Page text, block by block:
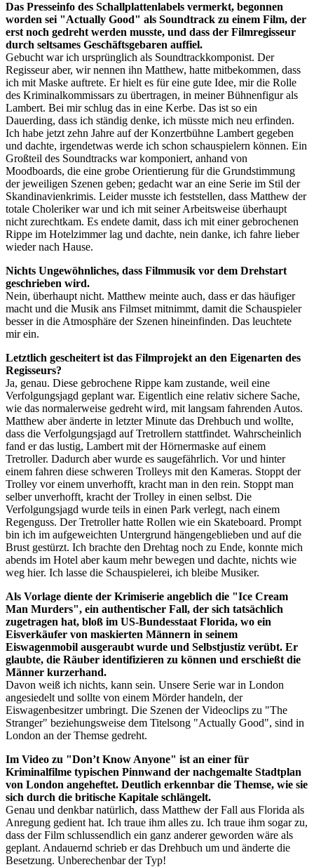
Das Presseinfo des Schallplattenlabels vermerkt, begonnen
worden sei "Actually Good" als Soundtrack zu einem Film, der
erst noch gedreht werden musste, und dass der Filmregisseur
durch seltsames Geschäftsgebaren auffiel.
Gebucht war ich ursprünglich als Soundtrackkomponist. Der
Regisseur aber, wir nennen ihn Matthew, hatte mitbekommen, dass
ich mit Maske auftrete. Er hielt es für eine gute Idee, mir die Rolle
des Kriminalkommissars zu übertragen, in meiner Bühnenfigur als
Lambert. Bei mir schlug das in eine Kerbe. Das ist so ein
Dauerding, dass ich ständig denke, ich müsste mich neu erfinden.
Ich habe jetzt zehn Jahre auf der Konzertbühne Lambert gegeben
und dachte, irgendetwas werde ich schon schauspielern können. Ein
Großteil des Soundtracks war komponiert, anhand von
Moodboards, die eine grobe Orientierung für die Grundstimmung
der jeweiligen Szenen geben; gedacht war an eine Serie im Stil der
Skandinavienkrimis. Leider musste ich feststellen, dass Matthew der
totale Choleriker war und ich mit seiner Arbeitsweise überhaupt
nicht zurechtkam. Es endete damit, dass ich mit einer gebrochenen
Rippe im Hotelzimmer lag und dachte, nein danke, ich fahre lieber
wieder nach Hause.
Nichts Ungewöhnliches, dass Filmmusik vor dem Drehstart
geschrieben wird.
Nein, überhaupt nicht. Matthew meinte auch, dass er das häufiger
macht und die Musik ans Filmset mitnimmt, damit die Schauspieler
besser in die Atmosphäre der Szenen hineinfinden. Das leuchtete
mir ein.
Letztlich gescheitert ist das Filmprojekt an den Eigenarten des
Regisseurs?
Ja, genau. Diese gebrochene Rippe kam zustande, weil eine
Verfolgungsjagd geplant war. Eigentlich eine relativ sichere Sache,
wie das normalerweise gedreht wird, mit langsam fahrenden Autos.
Matthew aber änderte in letzter Minute das Drehbuch und wollte,
dass die Verfolgungsjagd auf Tretrollern stattfindet. Wahrscheinlich
fand er das lustig, Lambert mit der Hörnermaske auf einem
Tretroller. Dadurch aber wurde es saugefährlich. Vor und hinter
einem fahren diese schweren Trolleys mit den Kameras. Stoppt der
Trolley vor einem unverhofft, kracht man in den rein. Stoppt man
selber unverhofft, kracht der Trolley in einen selbst. Die
Verfolgungsjagd wurde teils in einen Park verlegt, nach einem
Regenguss. Der Tretroller hatte Rollen wie ein Skateboard. Prompt
bin ich im aufgeweichten Untergrund hängengeblieben und auf die
Brust gestürzt. Ich brachte den Drehtag noch zu Ende, konnte mich
abends im Hotel aber kaum mehr bewegen und dachte, nichts wie
weg hier. Ich lasse die Schauspielerei, ich bleibe Musiker.
Als Vorlage diente der Krimiserie angeblich die "Ice Cream
Man Murders", ein authentischer Fall, der sich tatsächlich
zugetragen hat, bloß im US-Bundesstaat Florida, wo ein
Eisverkäufer von maskierten Männern in seinem
Eiswagenmobil ausgeraubt wurde und Selbstjustiz verübt. Er
glaubte, die Räuber identifizieren zu können und erschießt die
Männer kurzerhand.
Davon weiß ich nichts, kann sein. Unsere Serie war in London
angesiedelt und sollte von einem Mörder handeln, der
Eiswagenbesitzer umbringt. Die Szenen der Videoclips zu "The
Stranger" beziehungsweise dem Titelsong "Actually Good", sind in
London an der Themse gedreht.
Im Video zu "Don’t Know Anyone" ist an einer für
Kriminalfilme typischen Pinnwand der nachgemalte Stadtplan
von London angeheftet. Deutlich erkennbar die Themse, wie sie
sich durch die britische Kapitale schlängelt.
Genau und denkbar natürlich, dass Matthew der Fall aus Florida als
Anregung gedient hat. Ich traue ihm alles zu. Ich traue ihm sogar zu,
dass der Film schlussendlich ein ganz anderer geworden wäre als
geplant. Andauernd schrieb er das Drehbuch um und änderte die
Besetzung. Unberechenbar der Typ!